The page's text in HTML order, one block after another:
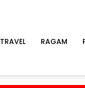
TRAVEL RAGAM